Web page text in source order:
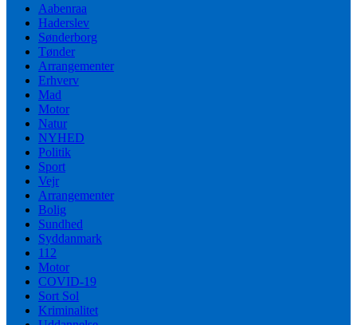
Aabenraa
Haderslev
Sønderborg
Tønder
Arrangementer
Erhverv
Mad
Motor
Natur
NYHED
Politik
Sport
Vejr
Arrangementer
Bolig
Sundhed
Syddanmark
112
Motor
COVID-19
Sort Sol
Kriminalitet